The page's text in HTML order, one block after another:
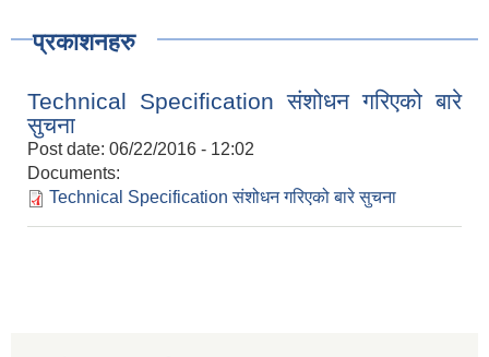
प्रकाशनहरु
Technical Specification संशोधन गरिएको बारे
सुचना
Post date: 06/22/2016 - 12:02
Documents:
Technical Specification संशोधन गरिएको बारे सुचना